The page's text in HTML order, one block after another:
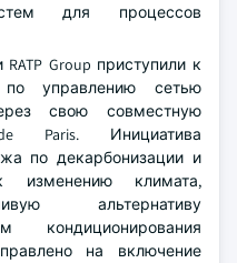
для процессов
Group приступили к
по управлению сетью
свою совместную
Paris. Инициатива
по декарбонизации и
изменению климата,
альтернативу
кондиционирования
на включение